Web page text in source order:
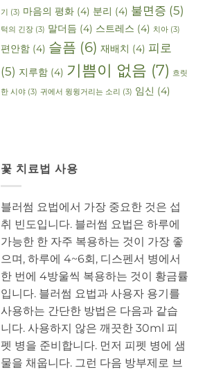
기 (3) 마음의 평화(4) 분리 (4) 불면증 (5)
턱의 긴장(3) 말더듬 (4) 스트레스 (4) 치아(3)
편안함(4) 슬픔 (6) 재배치 (4) 피로
(5) 지루함(4) 기쁨이 없음 (7) 흐릿
한 시야(3) 귀에서 윙윙거리는 소리 (3) 임신 (4)
꽃 치료법 사용
블러썸 요법에서 가장 중요한 것은 섭
취 빈도입니다. 블러썸 요법은 하루에
가능한 한 자주 복용하는 것이 가장 좋
으며, 하루에 4~6회, 디스펜서 병에서
한 번에 4방울씩 복용하는 것이 황금률
입니다. 블러썸 요법과 사용자 용기를
사용하는 간단한 방법은 다음과 같습
니다. 사용하지 않은 깨끗한 30ml 피
펫 병을 준비합니다. 먼저 피펫 병에 샘
물을 채웁니다. 그런 다음 방부제로 브